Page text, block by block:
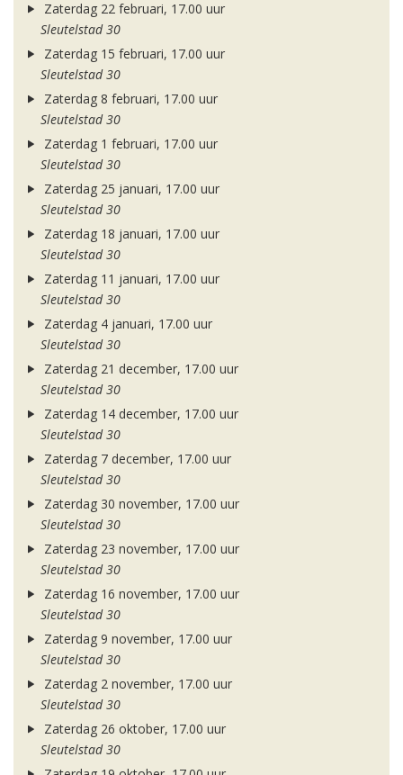
Zaterdag 22 februari, 17.00 uur
Sleutelstad 30
Zaterdag 15 februari, 17.00 uur
Sleutelstad 30
Zaterdag 8 februari, 17.00 uur
Sleutelstad 30
Zaterdag 1 februari, 17.00 uur
Sleutelstad 30
Zaterdag 25 januari, 17.00 uur
Sleutelstad 30
Zaterdag 18 januari, 17.00 uur
Sleutelstad 30
Zaterdag 11 januari, 17.00 uur
Sleutelstad 30
Zaterdag 4 januari, 17.00 uur
Sleutelstad 30
Zaterdag 21 december, 17.00 uur
Sleutelstad 30
Zaterdag 14 december, 17.00 uur
Sleutelstad 30
Zaterdag 7 december, 17.00 uur
Sleutelstad 30
Zaterdag 30 november, 17.00 uur
Sleutelstad 30
Zaterdag 23 november, 17.00 uur
Sleutelstad 30
Zaterdag 16 november, 17.00 uur
Sleutelstad 30
Zaterdag 9 november, 17.00 uur
Sleutelstad 30
Zaterdag 2 november, 17.00 uur
Sleutelstad 30
Zaterdag 26 oktober, 17.00 uur
Sleutelstad 30